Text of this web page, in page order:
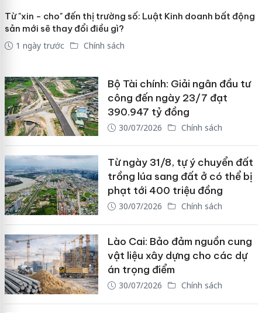
Từ "xin - cho" đến thị trường số: Luật Kinh doanh bất động
sản mới sẽ thay đổi điều gì?
1 ngày trước
Chính sách
Bộ Tài chính: Giải ngân đầu tư
công đến ngày 23/7 đạt
390.947 tỷ đồng
30/07/2026 Chính sách
Từ ngày 31/8, tự ý chuyển đất
trồng lúa sang đất ở có thể bị
phạt tới 400 triệu đồng
30/07/2026 Chính sách
Lào Cai: Bảo đảm nguồn cung
vật liệu xây dựng cho các dự
án trọng điểm
30/07/2026 Chính sách